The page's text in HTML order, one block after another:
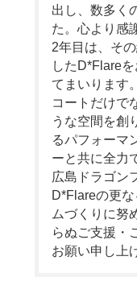
出し、数多く
た。心より感
2年目は、そ
したD*Flare
てまいります。
コートだけで
うな空間を創
るパフォーマ
ーと共に全力
広島ドラゴン
D*Flareの更
ムづくりに努
らぬご支援・
お願い申し上